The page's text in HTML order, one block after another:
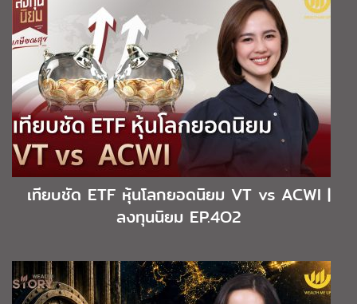
เทียบชัด ETF หุ้นโลกยอดนิยม VT vs ACWI |
ลงทุนนิยม EP.4O2